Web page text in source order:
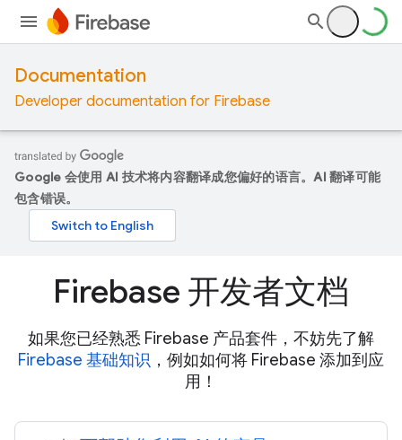
Documentation
Developer documentation for Firebase
Google 会使用 AI 技术将内容翻译成您偏好的语言。AI 翻译可能
包含错误。
Firebase 开发者文档
如果您已经熟悉 Firebase 产品套件，不妨先了解
Firebase 基础知识 ，例如如何将 Firebase 添加到应
用！